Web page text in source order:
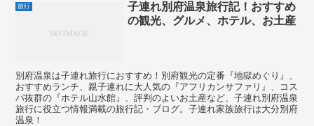
旅行
子連れ別府温泉旅行記！おすすめ
の観光、グルメ、ホテル、お土産
別府温泉は子連れ旅行におすすめ！別府観光の定番『地獄めぐり』、
おすすめランチ、親子連れに大人気の『アフリカンサファリ』、コス
パ抜群の『ホテル山水館』、評判のよいお土産など、子連れ別府温泉
旅行に役立つ情報満載の旅行記・ブログ。子連れ家族旅行は大分別府
温泉！